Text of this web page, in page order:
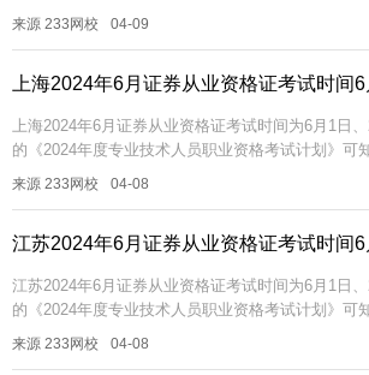
格证统考是在6月1日、2日。统考一般考试科目为金
来源 233网校 04-09
上海2024年6月证券从业资格证考试时间
上海2024年6月证券从业资格证考试时间为6月1日
的《2024年度专业技术人员职业资格考试计划》可
格证统考是在6月1日、2日。统考一般考试科目为金
来源 233网校 04-08
江苏2024年6月证券从业资格证考试时间6
江苏2024年6月证券从业资格证考试时间为6月1日
的《2024年度专业技术人员职业资格考试计划》可
格证统考是在6月1日、2日。统考一般考试科目为金
来源 233网校 04-08